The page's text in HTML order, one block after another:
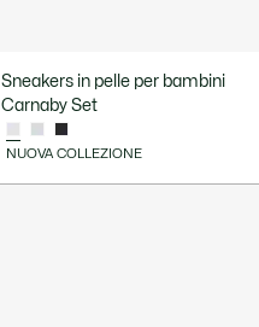
Sneakers in pelle per bambini
Carnaby Set
NUOVA COLLEZIONE